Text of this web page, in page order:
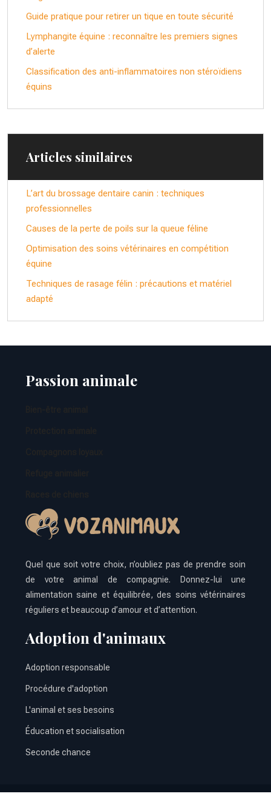
Guide pratique pour retirer un tique en toute sécurité
Lymphangite équine : reconnaître les premiers signes
d’alerte
Classification des anti-inflammatoires non stéroïdiens
équins
Articles similaires
L’art du brossage dentaire canin : techniques
professionnelles
Causes de la perte de poils sur la queue féline
Optimisation des soins vétérinaires en compétition
équine
Techniques de rasage félin : précautions et matériel
adapté
Passion animale
Quel que soit votre choix, n’oubliez pas de prendre soin
de votre animal de compagnie. Donnez-lui une
alimentation saine et équilibrée, des soins vétérinaires
réguliers et beaucoup d’amour et d’attention.
Adoption d'animaux
Adoption responsable
Procédure d'adoption
L'animal et ses besoins
Éducation et socialisation
Seconde chance